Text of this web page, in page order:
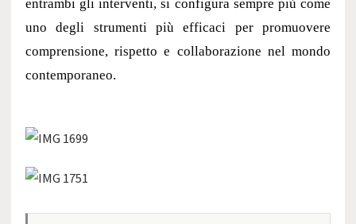
entrambi gli interventi, si configura sempre più come
uno degli strumenti più efficaci per promuovere
comprensione, rispetto e collaborazione nel mondo
contemporaneo.